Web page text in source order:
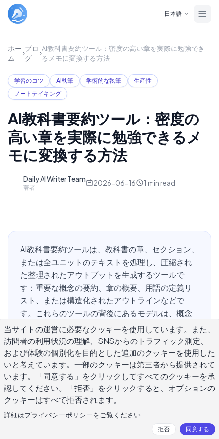
日本語
ホー
ム
›
ブロ
グ
›
AI教科書要約ツール：密度の高い章を実際に勉強でき
るメモに変換する方法
学習のコツ AI執筆 学術的な執筆
生産性
ノートテイキング
AI教科書要約ツール：密度の
高い章を実際に勉強できるメ
モに変換する方法
Daily AI Writer Team
著者
2026-06-16 1 min read
AI教科書要約ツールは、教科書の章、セクション、
または全ユニットのテキストを処理し、圧縮され
た整理されたアウトプットを生成するツールで
す：重要な概念の要約、章の概要、用語の定義リ
スト、または構造化されたアウトラインなどで
す。これらのツールの背後にあるモデルは、概念
の導入、実例、要約ボックス、復習質問を含む学
術的な文章に共通するパターンを認識します。数
百ページの課題読書に取り組んでいる学生、期末
試験の前に復習している学生、または複数の講座
と同時に進めようとしている学生にとって、AI教科
書要約ツールは読書から理解までの時間を大幅に
短縮できます。このガイドでは、これらのツール
がどのように機能するか、どこで確実に機能する
か、どこで不足しているか、そして学習そのもの
当サイトの運営に必要なクッキーを使用しています。また、
訪問者の利用状況の理解、SNSからのトラフィック測定、
および体験の個別化を目的とした追加のクッキーを使用した
いと考えています。一部のクッキーは第三者から提供されて
います。「同意する」をクリックしてすべてのクッキーを承
認してください。「拒否」をクリックすると、オプションの
クッキーはすべて拒否されます。
詳細はプライバシーポリシーをご覧ください
拒否 同意する